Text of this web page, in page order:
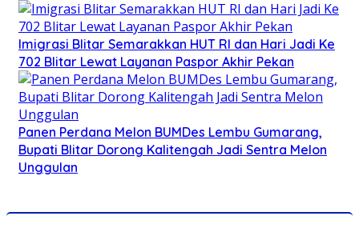
Imigrasi Blitar Semarakkan HUT RI dan Hari Jadi Ke
702 Blitar Lewat Layanan Paspor Akhir Pekan
Panen Perdana Melon BUMDes Lembu Gumarang,
Bupati Blitar Dorong Kalitengah Jadi Sentra Melon
Unggulan